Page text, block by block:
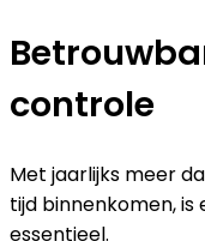
controle
Met jaarlijks meer
tijd binnenkomen,
essentieel.